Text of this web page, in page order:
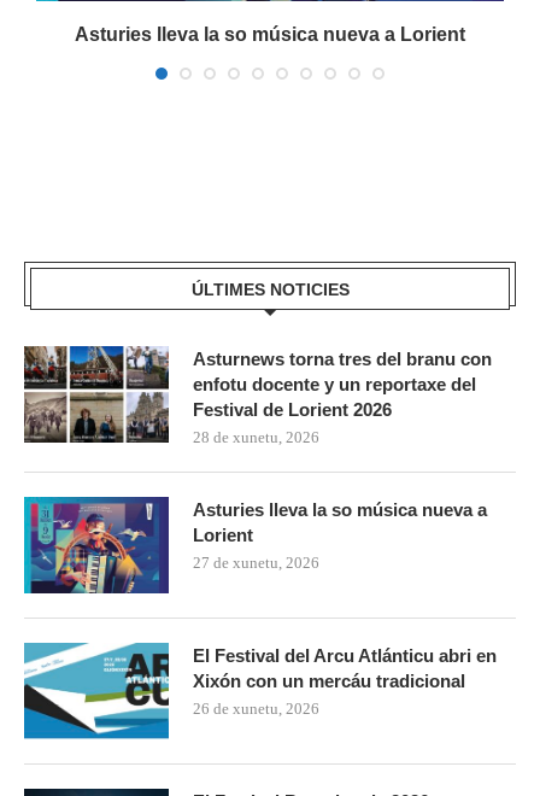
Asturies lleva la so música nueva a Lorient
ÚLTIMES NOTICIES
Asturnews torna tres del branu con
enfotu docente y un reportaxe del
Festival de Lorient 2026
28 de xunetu, 2026
Asturies lleva la so música nueva a
Lorient
27 de xunetu, 2026
El Festival del Arcu Atlánticu abri en
Xixón con un mercáu tradicional
26 de xunetu, 2026